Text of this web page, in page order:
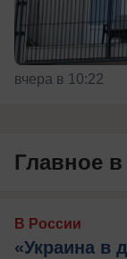
вчера в 10:22
Главное в
В России
«Украина в